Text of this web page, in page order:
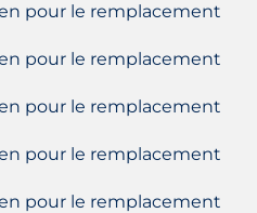
pour le remplacement
pour le remplacement
pour le remplacement
pour le remplacement
pour le remplacement